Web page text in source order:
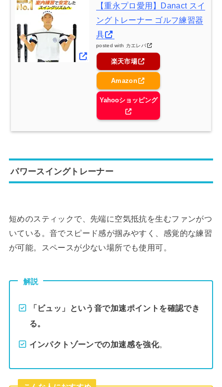
【重永プロ愛用】Danact スイ
ングトレーナー ゴルフ練習器
具
posted with カエレバ
楽天市場
Amazon
Yahooショッピング
パワースイングトレーナー
短めのスティックで、先端に空気抵抗を生むファンがつ
いている。音でスピード感が掴みやすく、感覚的な練習
が可能。スペースが少ない場所でも使用可。
解説
「ビュッ」という音で加速ポイントを確認でき
る。
インパクトゾーンでの加速感を強化。